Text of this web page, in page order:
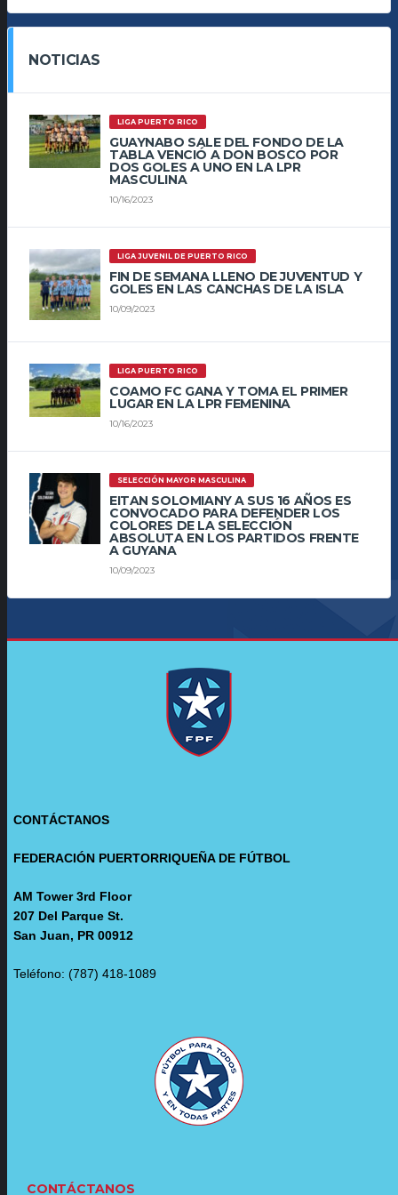
NOTICIAS
LIGA PUERTO RICO
GUAYNABO SALE DEL FONDO DE LA
TABLA VENCIÓ A DON BOSCO POR
DOS GOLES A UNO EN LA LPR
MASCULINA
10/16/2023
LIGA JUVENIL DE PUERTO RICO
FIN DE SEMANA LLENO DE JUVENTUD Y
GOLES EN LAS CANCHAS DE LA ISLA
10/09/2023
LIGA PUERTO RICO
COAMO FC GANA Y TOMA EL PRIMER
LUGAR EN LA LPR FEMENINA
10/16/2023
SELECCIÓN MAYOR MASCULINA
EITAN SOLOMIANY A SUS 16 AÑOS ES
CONVOCADO PARA DEFENDER LOS
COLORES DE LA SELECCIÓN
ABSOLUTA EN LOS PARTIDOS FRENTE
A GUYANA
10/09/2023
CONTÁCTANOS
FEDERACIÓN PUERTORRIQUEÑA DE FÚTBOL
AM Tower 3rd Floor
207 Del Parque St.
San Juan, PR 00912
Teléfono: (787) 418-1089
CONTÁCTANOS